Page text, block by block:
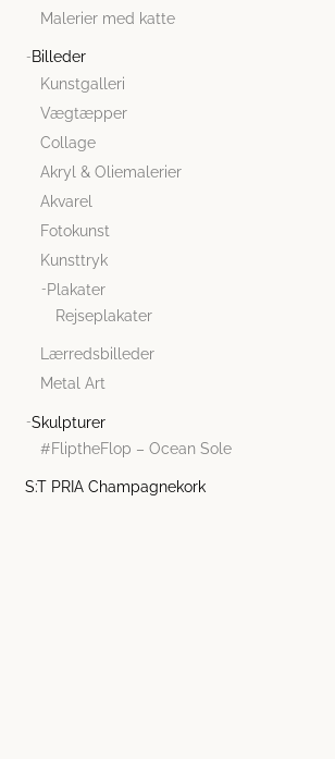
Malerier med katte
Billeder
Kunstgalleri
Vægtæpper
Collage
Akryl & Oliemalerier
Akvarel
Fotokunst
Kunsttryk
Plakater
Rejseplakater
Lærredsbilleder
Metal Art
Skulpturer
#FliptheFlop – Ocean Sole
S:T PRIA Champagnekork